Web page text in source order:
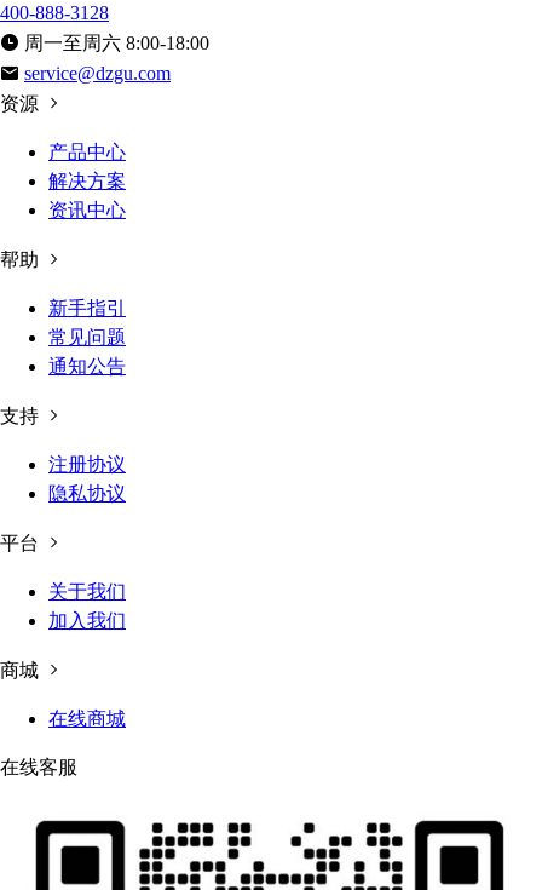
400-888-3128
周一至周六 8:00-18:00
service@dzgu.com
资源
产品中心
解决方案
资讯中心
帮助
新手指引
常见问题
通知公告
支持
注册协议
隐私协议
平台
关于我们
加入我们
商城
在线商城
在线客服